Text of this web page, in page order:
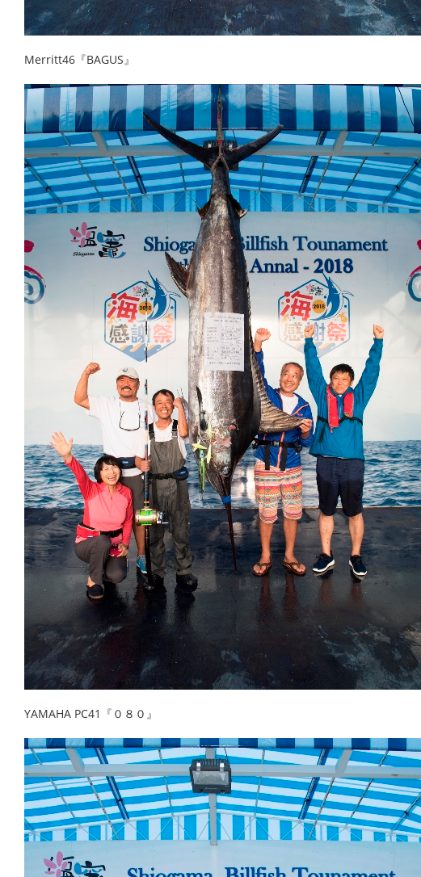
Merritt46『BAGUS』
YAMAHA PC41『０８０』